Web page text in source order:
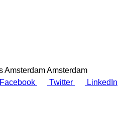
Amsterdam
Facebook Twitter LinkedIn